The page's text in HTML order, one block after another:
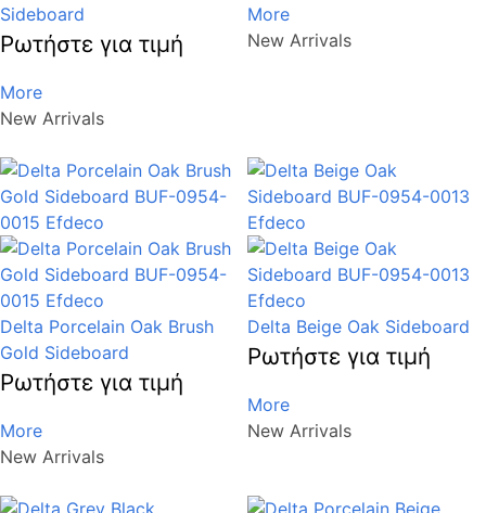
Sideboard
Ρωτήστε για τιμή
More
New Arrivals
More
New Arrivals
Delta Porcelain Oak Brush
Gold Sideboard
Ρωτήστε για τιμή
More
New Arrivals
Delta Beige Oak Sideboard
Ρωτήστε για τιμή
More
New Arrivals